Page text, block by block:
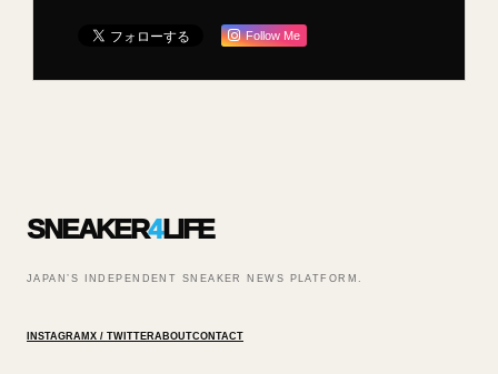
Follow Me
SNEAKER4LIFE
JAPAN’S INDEPENDENT SNEAKER NEWS PLATFORM.
INSTAGRAM X / TWITTERABOUTCONTACT